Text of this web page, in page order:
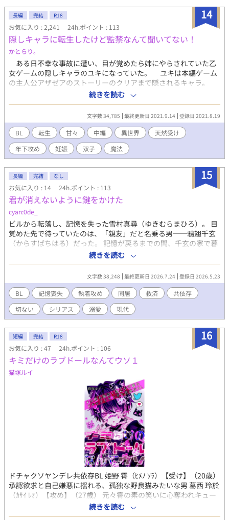
歳年下の攻めの婚約の話を聞いて、別れ話をしたら……。 攻め:一
ノ瀬蒼太 受け:西田遥希
14
長編 完結 R18
お気に入り : 2,241 24h.ポイント : 113
隠しキャラに転生したけど監禁なんて聞いてない！
かとらり。
ある日不幸な事故に遭い、目が覚めたら姉にやらされていた乙
女ゲームの隠しキャラのユキになっていた。 ユキは本編ゲーム
の主人公アザゼアのストーリーのクリアまで隠されるキャラ。
ということで、ユキは義兄に監禁され物理的に隠されていた。
監禁から解放されても、ゲームではユキは心中や凌辱、再監禁、
共依存など、バッドエンドばかりが待っているキャラ… それを
知らないユキは無事にトゥルーエンドに行き着けるのか！？
続きを読む
文字数 34,785 最終更新日 2021.9.14 登録日 2021.8.19
BL 転生 甘々 中編 異世界
天然受け
年下攻め
妊娠 双子 魔法
15
長編 完結 なし
お気に入り : 14 24h.ポイント : 113
君が消えないように鍵をかけた
cyan:0de_
ビルから転落し、記憶を失った雪村真尋（ゆきむらまひろ）。 目
覚めた先で待っていたのは、「親友」だと名乗る男──鴉翅千玄
（からすばちはる）だった。 記憶が戻るまでの間、千玄の家で暮
らすことになった真尋。 静かな部屋。甘いお菓子。穏やかな生
活。 千玄は優しい。 真尋の好きなものを知っていて、家事をして
くれて、困った顔ひとつしない。 けれど、どこか不自然だった。
どうして彼は自分のことをそんなに知っているのか。 どうして触
れそうで触れないのか。 どうして、外へ出ることと仕事部屋に入
ることだけは禁じるのか。 やがて真尋は、少しずつ思い出してい
く。 あの日、自分が失くしたものと、 千玄がずっと手放せなかっ
たものを。
続きを読む
文字数 38,248 最終更新日 2026.7.24 登録日 2026.5.23
BL 記憶喪失 執着攻め 同居 救済
共依存
切ない
シリアス 溺愛 現代
16
短編 完結 R18
お気に入り : 47 24h.ポイント : 106
キミだけのラブドールなんてウソ１
猫塚ルイ
ドチャクソヤンデレ共依存BL 姫野 霄（ﾋﾒﾉ ｿﾗ）【受け】（20歳）
承認欲求と自己嫌悪に揺れる、孤独な野良猫みたいな男 葛西 玲於
（ｶｻｲ ﾚｵ）【攻め】（27歳） 元々霄の素の笑いに心奪われキュー
トアグレッションをも感じていた。 色気ダダ漏れ優男に見えて性
癖ヤバめのサドで独占欲強めの霄しか見えないヤンデレ男
続きを読む